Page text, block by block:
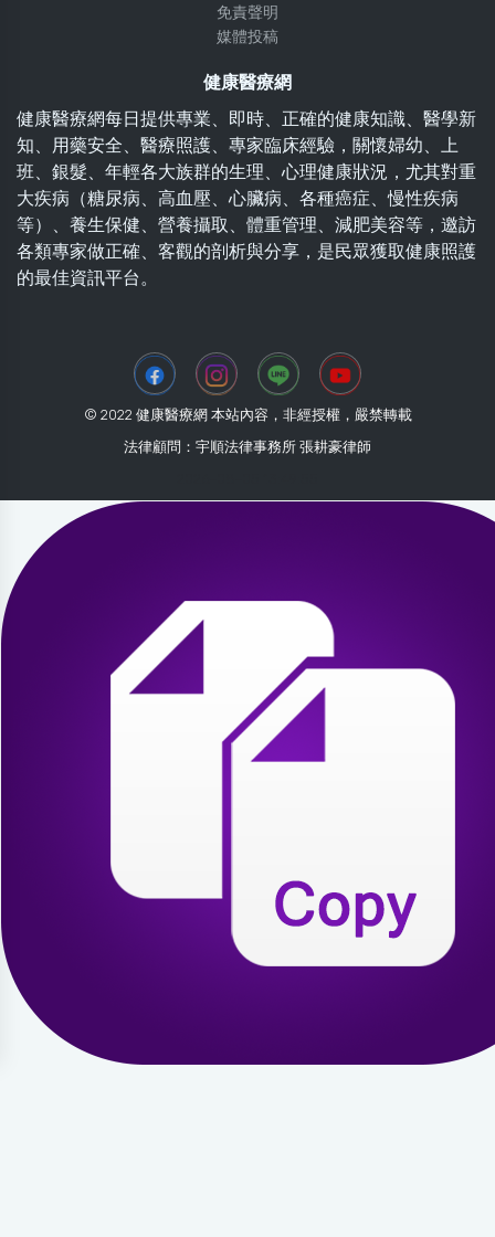
免責聲明
媒體投稿
健康醫療網
健康醫療網每日提供專業、即時、正確的健康知識、醫學新
知、用藥安全、醫療照護、專家臨床經驗，關懷婦幼、上
班、銀髮、年輕各大族群的生理、心理健康狀況，尤其對重
大疾病（糖尿病、高血壓、心臟病、各種癌症、慢性疾病
等）、養生保健、營養攝取、體重管理、減肥美容等，邀訪
各類專家做正確、客觀的剖析與分享，是民眾獲取健康照護
的最佳資訊平台。
© 2022 健康醫療網 本站內容，非經授權，嚴禁轉載
法律顧問：宇順法律事務所 張耕豪律師